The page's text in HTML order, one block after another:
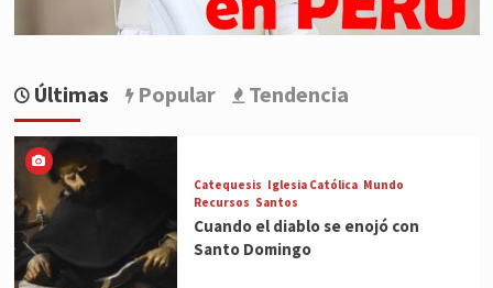
Últimas Popular Tendencia
Catequesis Iglesia Católica Mundo
Recursos Santos
Cuando el diablo se enojó con
Santo Domingo